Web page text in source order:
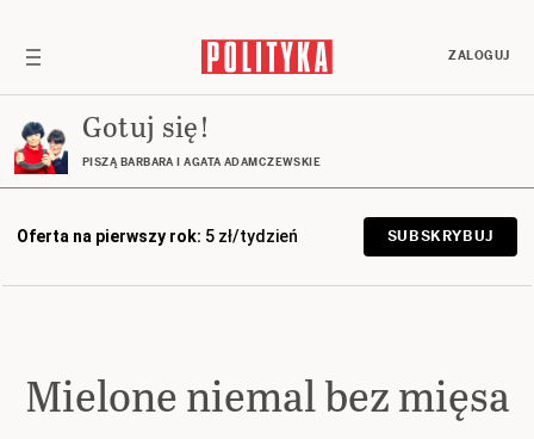
ZALOGUJ
Gotuj się!
PISZĄ BARBARA I AGATA ADAMCZEWSKIE
Oferta na pierwszy rok: 5 zł/tydzień SUBSKRYBUJ
Mielone niemal bez mięsa